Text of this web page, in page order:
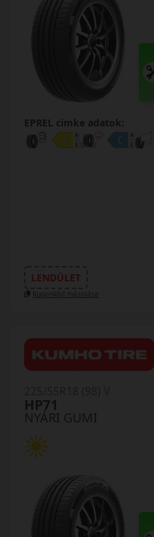
EPREL cimke adatok:
LENDÜLET
Kuponkód másolása
NYÁRI GUMI
HP71